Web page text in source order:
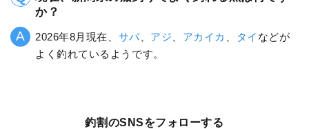
か？
2026年8月現在、 サバ、 アジ アカイカ タイ などが
よく釣れているようです。
釣割のSNSをフォローする